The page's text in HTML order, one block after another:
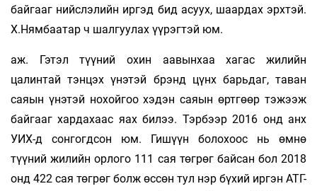
байгааг нийслэлийн иргэд бид асуух, шаардах эрхтэй.
Х.Нямбаатар ч шалгуулах үүрэгтэй юм.
аж. Гэтэл түүний охин аавынхаа хагас жи­лийн
цалинтай тэнцэх үнэтэй брэнд цүнх барь­даг, таван
саяын үнэтэй нохойгоо хэдэн саяын өртгөөр тэжээж
байгааг хардахаас яах билээ. Тэрбээр 2016 онд анх
УИХ-д сонгогдсон юм. Гишүүн болохоос нь өмнө
түүний жилийн орлого 111 сая төгрөг байсан бол 2018
онд 422 сая төгрөг болж өссөн тул нэр бүхий иргэн АТГ-